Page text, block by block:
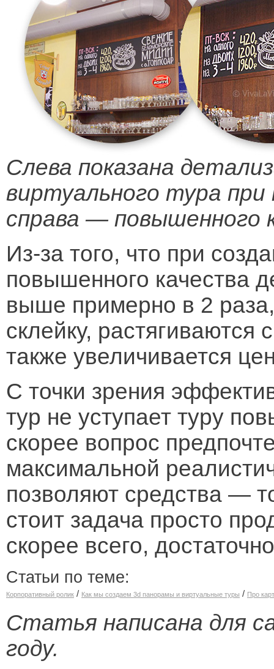
Слева показана
виртуального тура
справа — повышенного
Из-за того, что при
повышенного качества
выше примерно в 2
склейку, растягиваются
также увеличивается
С точки зрения
тур не уступает туру
скорее вопрос
максимальной
позволяют средства —
стоит задача просто
скорее всего,
Статьи по теме:
Корпоративный ролик / Как мы создаем 3d панорамы и виртуальные туры / Про
Статья написана для
году.